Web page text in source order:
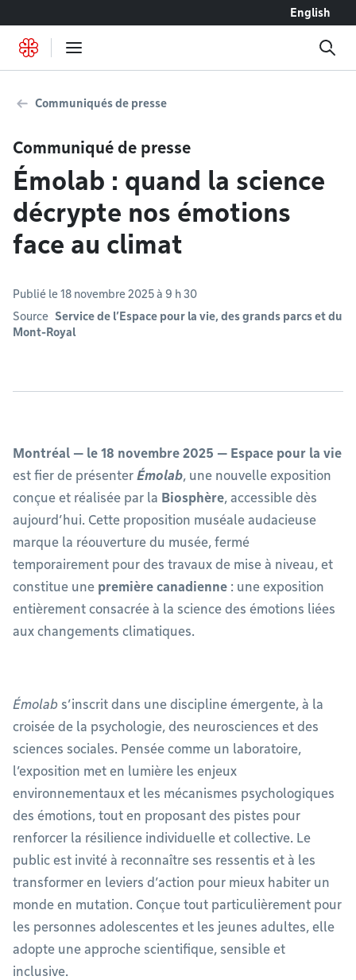
English
Communiqués de presse
Communiqué de presse
Émolab : quand la science
décrypte nos émotions
face au climat
Publié le 18 novembre 2025 à 9 h 30
Source Service de l’Espace pour la vie, des grands parcs et du
Mont-Royal
Montréal — le 18 novembre 2025 — Espace pour la vie
est fier de présenter Émolab, une nouvelle exposition
conçue et réalisée par la Biosphère, accessible dès
aujourd’hui. Cette proposition muséale audacieuse
marque la réouverture du musée, fermé
temporairement pour des travaux de mise à niveau, et
constitue une première canadienne : une exposition
entièrement consacrée à la science des émotions liées
aux changements climatiques.
Émolab s’inscrit dans une discipline émergente, à la
croisée de la psychologie, des neurosciences et des
sciences sociales. Pensée comme un laboratoire,
l’exposition met en lumière les enjeux
environnementaux et les mécanismes psychologiques
des émotions, tout en proposant des pistes pour
renforcer la résilience individuelle et collective. Le
public est invité à reconnaître ses ressentis et à les
transformer en leviers d’action pour mieux habiter un
monde en mutation. Conçue tout particulièrement pour
les personnes adolescentes et les jeunes adultes, elle
adopte une approche scientifique, sensible et
inclusive.